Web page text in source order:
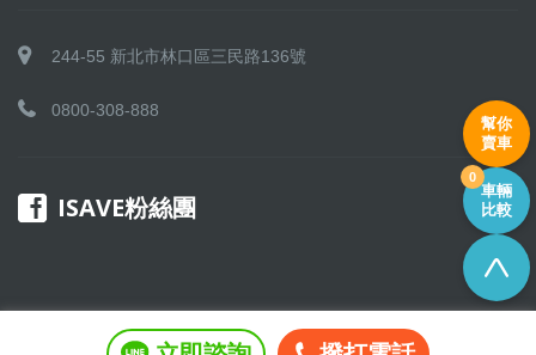
244-55 新北市林口區三民路136號
0800-308-888
ISAVE粉絲團
幫你
賣車
車輛
比較
0